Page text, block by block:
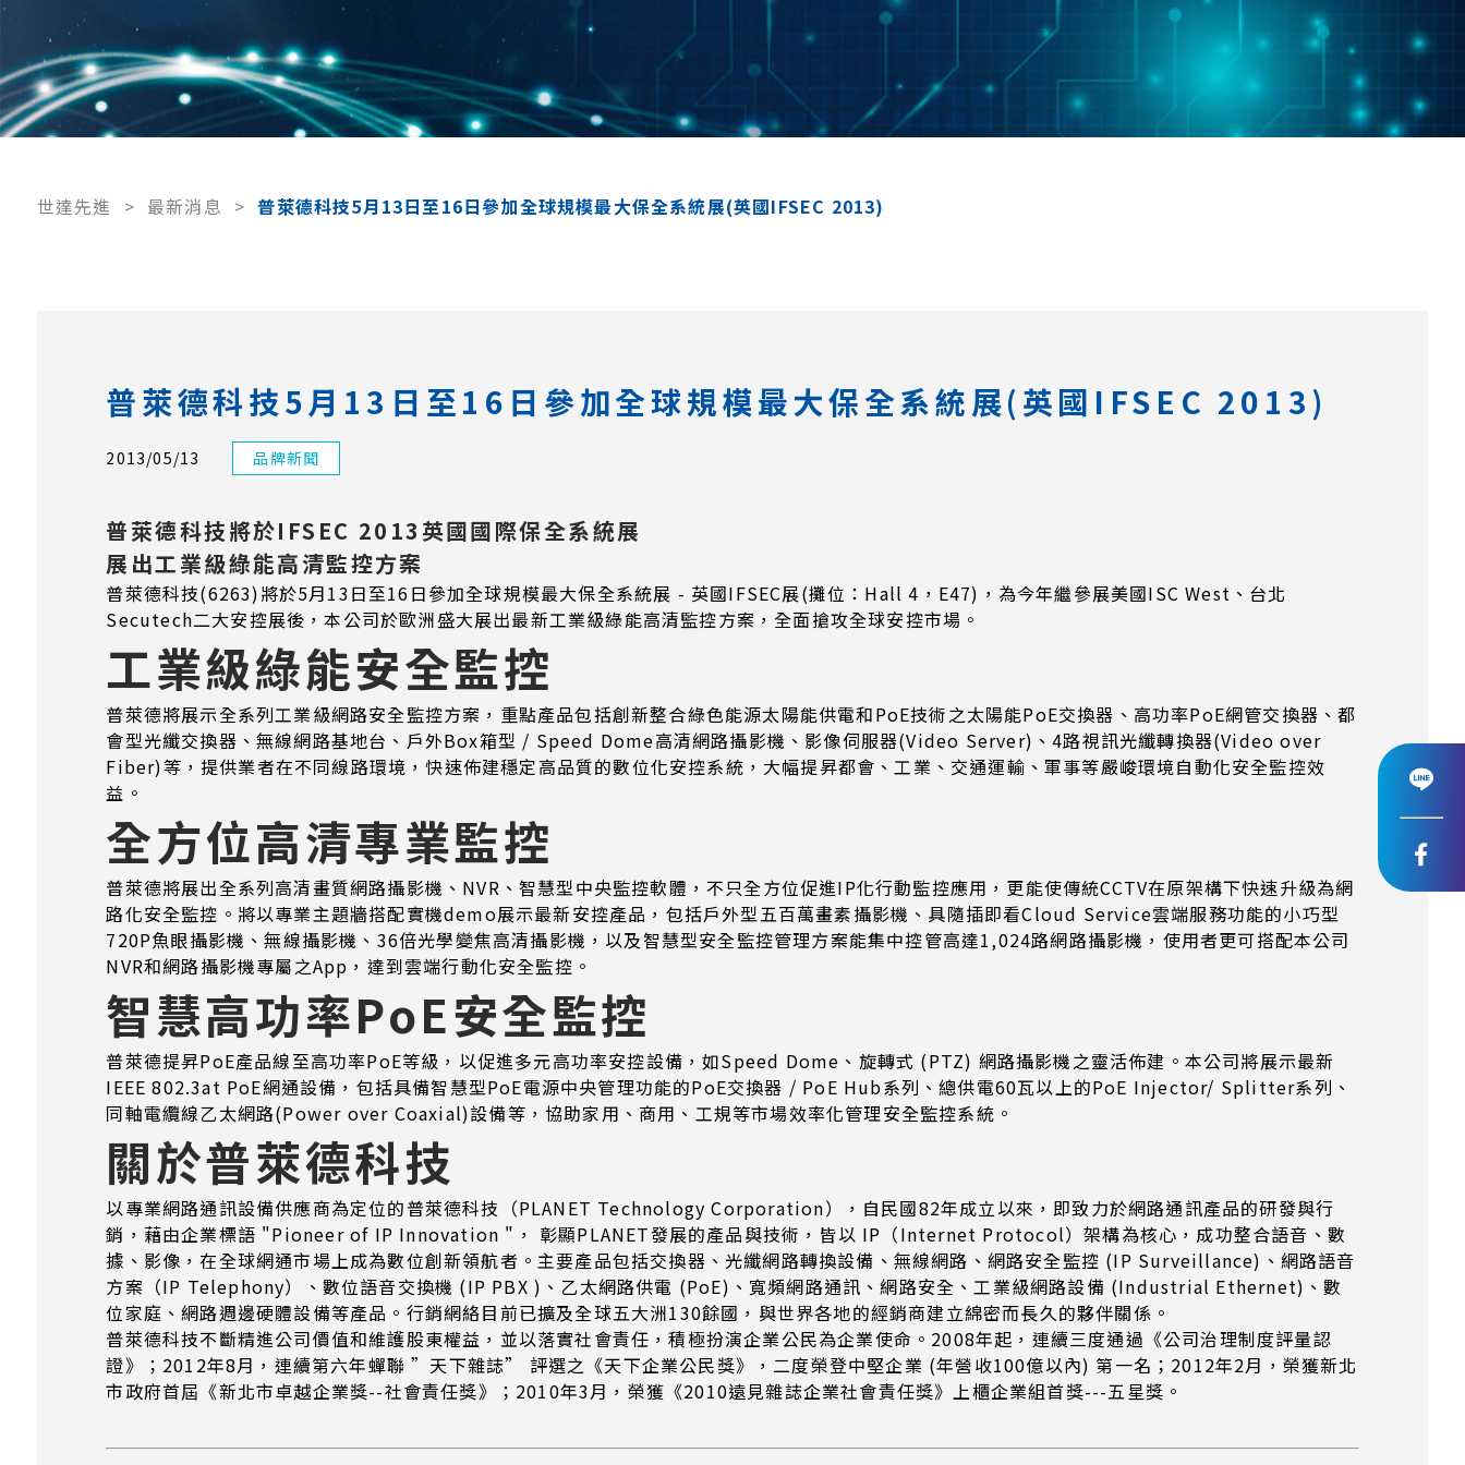
世達先進 > 最新消息 > 普萊德科技5月13日至16日參加全球規模最大保全系統展(英國IFSEC 2013)
普萊德科技5月13日至16日參加全球規模最大保全系統展(英國IFSEC 2013)
2013/05/13 品牌新聞
普萊德科技將於IFSEC 2013英國國際保全系統展
展出工業級綠能高清監控方案
普萊德科技(6263)將於5月13日至16日參加全球規模最大保全系統展 - 英國IFSEC展(攤位：Hall 4，E47)，為今年繼參展美國ISC West、台北
Secutech二大安控展後，本公司於歐洲盛大展出最新工業級綠能高清監控方案，全面搶攻全球安控市場。
工業級綠能安全監控
普萊德將展示全系列工業級網路安全監控方案，重點產品包括創新整合綠色能源太陽能供電和PoE技術之太陽能PoE交換器、高功率PoE網管交換器、都
會型光纖交換器、無線網路基地台、戶外Box箱型 / Speed Dome高清網路攝影機、影像伺服器(Video Server)、4路視訊光纖轉換器(Video over
Fiber)等，提供業者在不同線路環境，快速佈建穩定高品質的數位化安控系統，大幅提昇都會、工業、交通運輸、軍事等嚴峻環境自動化安全監控效
益。
全方位高清專業監控
普萊德將展出全系列高清畫質網路攝影機、NVR、智慧型中央監控軟體，不只全方位促進IP化行動監控應用，更能使傳統CCTV在原架構下快速升級為網
路化安全監控。將以專業主題牆搭配實機demo展示最新安控產品，包括戶外型五百萬畫素攝影機、具隨插即看Cloud Service雲端服務功能的小巧型
720P魚眼攝影機、無線攝影機、36倍光學變焦高清攝影機，以及智慧型安全監控管理方案能集中控管高達1,024路網路攝影機，使用者更可搭配本公司
NVR和網路攝影機專屬之App，達到雲端行動化安全監控。
智慧高功率PoE安全監控
普萊德提昇PoE產品線至高功率PoE等級，以促進多元高功率安控設備，如Speed Dome、旋轉式 (PTZ) 網路攝影機之靈活佈建。本公司將展示最新
IEEE 802.3at PoE網通設備，包括具備智慧型PoE電源中央管理功能的PoE交換器 / PoE Hub系列、總供電60瓦以上的PoE Injector/ Splitter系列、
同軸電纜線乙太網路(Power over Coaxial)設備等，協助家用、商用、工規等市場效率化管理安全監控系統。
關於普萊德科技
以專業網路通訊設備供應商為定位的普萊德科技（PLANET Technology Corporation），自民國82年成立以來，即致力於網路通訊產品的研發與行
銷，藉由企業標語 "Pioneer of IP Innovation "， 彰顯PLANET發展的產品與技術，皆以 IP（Internet Protocol）架構為核心，成功整合語音、數
據、影像，在全球網通市場上成為數位創新領航者。主要產品包括交換器、光纖網路轉換設備、無線網路、網路安全監控 (IP Surveillance)、網路語音
方案（IP Telephony）、數位語音交換機 (IP PBX )、乙太網路供電 (PoE)、寬頻網路通訊、網路安全、工業級網路設備 (Industrial Ethernet)、數
位家庭、網路週邊硬體設備等產品。行銷網絡目前已擴及全球五大洲130餘國，與世界各地的經銷商建立綿密而長久的夥伴關係。
普萊德科技不斷精進公司價值和維護股東權益，並以落實社會責任，積極扮演企業公民為企業使命。2008年起，連續三度通過《公司治理制度評量認
證》；2012年8月，連續第六年蟬聯 ”天下雜誌” 評選之《天下企業公民獎》，二度榮登中堅企業 (年營收100億以內) 第一名；2012年2月，榮獲新北
市政府首屆《新北市卓越企業獎--社會責任獎》；2010年3月，榮獲《2010遠見雜誌企業社會責任獎》上櫃企業組首獎---五星獎。